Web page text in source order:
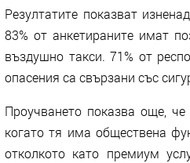
Резултатите показват
83% от анкетираните имат
въздушно такси. 71% от
опасения са свързани със
Проучването показва още,
когато тя има обществена
отколкото като премиум